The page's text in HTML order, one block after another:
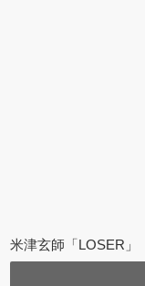
米津玄師「LOSER」